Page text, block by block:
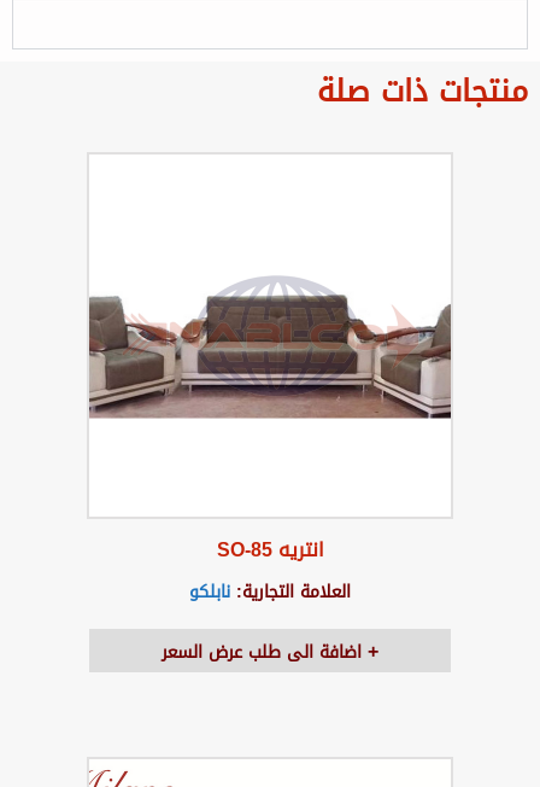
منتجات ذات صلة
انتريه SO-85
العلامة التجارية: نابلكو
اضافة الى طلب عرض السعر